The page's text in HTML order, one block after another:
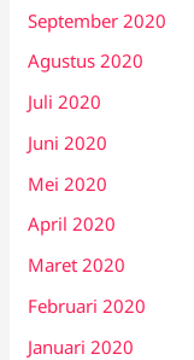
September 2020
Agustus 2020
Juli 2020
Juni 2020
Mei 2020
April 2020
Maret 2020
Februari 2020
Januari 2020